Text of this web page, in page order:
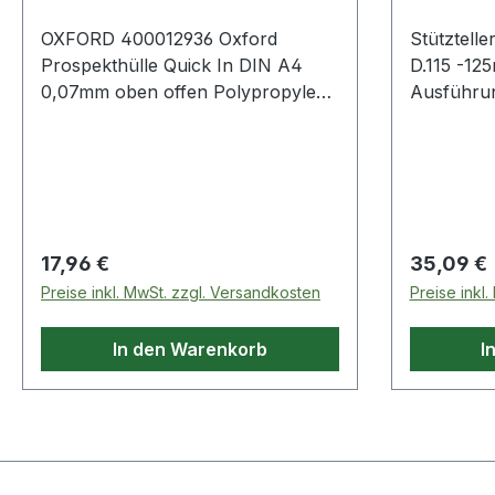
OXFORD 400012936 Oxford
Prospekthülle Quick In DIN A4
0,07mm oben offen Polypropylen
Regulärer Preis:
17,96 €
Preise inkl. MwSt. zzgl. Versandkosten
In den Warenkorb
D.115 -
wodurch
des
wird ·
Regulärer
35,09 €
Preise